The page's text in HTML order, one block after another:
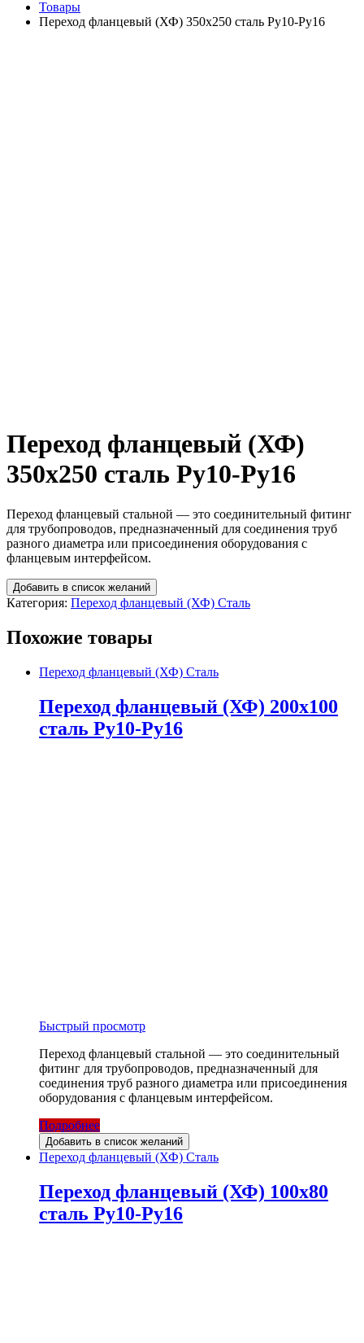
Товары
Переход фланцевый (ХФ) 350х250 сталь Ру10-Ру16
Переход фланцевый (ХФ)
350х250 сталь Ру10-Ру16
Переход фланцевый стальной — это соединительный фитинг
для трубопроводов, предназначенный для соединения труб
разного диаметра или присоединения оборудования с
фланцевым интерфейсом.
Добавить в список желаний
Категория: Переход фланцевый (ХФ) Сталь
Похожие товары
Переход фланцевый (ХФ) Сталь
Переход фланцевый (ХФ) 200х100
сталь Ру10-Ру16
Быстрый просмотр
Переход фланцевый стальной — это соединительный
фитинг для трубопроводов, предназначенный для
соединения труб разного диаметра или присоединения
оборудования с фланцевым интерфейсом.
Подробнее
Добавить в список желаний
Переход фланцевый (ХФ) Сталь
Переход фланцевый (ХФ) 100х80
сталь Ру10-Ру16